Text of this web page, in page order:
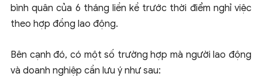
bình quân của 6 tháng liền kề trước thời điểm nghỉ việc
theo hợp đồng lao động.
Bên cạnh đó, có một số trường hợp mà người lao động
và doanh nghiệp cần lưu ý như sau: